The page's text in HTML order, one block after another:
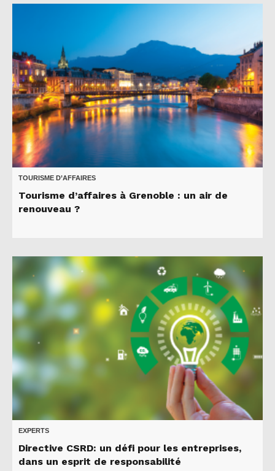
TOURISME D’AFFAIRES
Tourisme d’affaires à Grenoble : un air de
renouveau ?
EXPERTS
Directive CSRD: un défi pour les entreprises,
dans un esprit de responsabilité